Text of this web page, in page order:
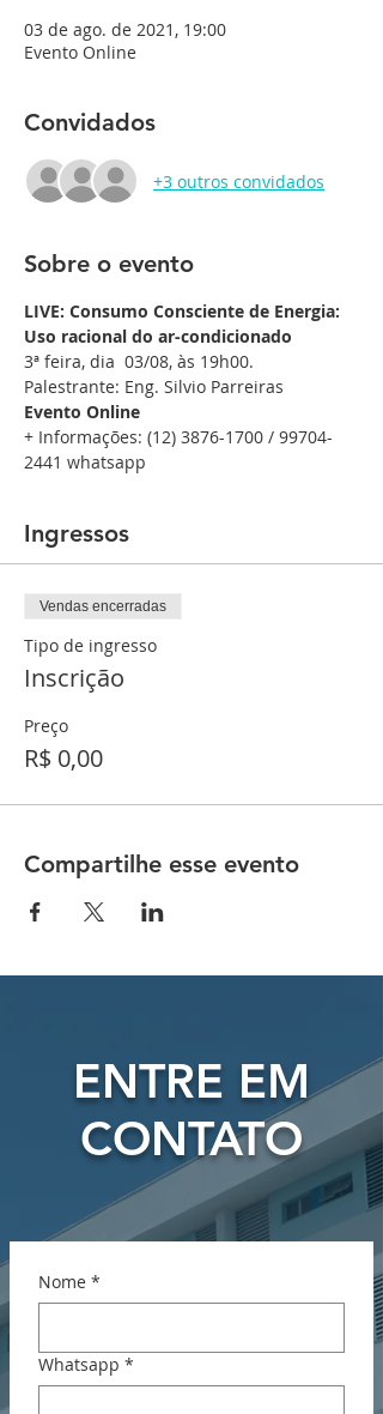
03 de ago. de 2021, 19:00
Evento Online
Convidados
+3 outros convidados
Sobre o evento
LIVE: Consumo Consciente de Energia:
Uso racional do ar-condicionado
3ª feira, dia  03/08, às 19h00.
Palestrante: Eng. Silvio Parreiras
Evento Online
+ Informações: (12) 3876-1700 / 99704-
2441 whatsapp
Ingressos
Vendas encerradas
Tipo de ingresso
Inscrição
Preço
R$ 0,00
Compartilhe esse evento
ENTRE EM
CONTATO
Nome *
Whatsapp *